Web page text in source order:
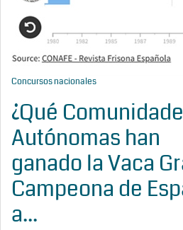
Concursos nacionales
¿Qué
Autónomas han
ganado la Vaca
Campeona de
a...